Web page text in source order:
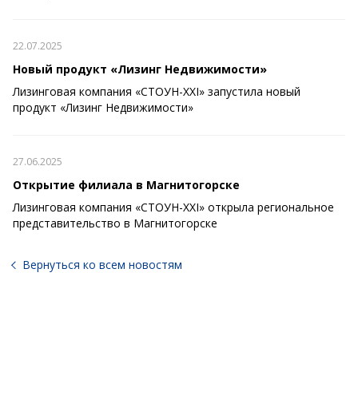
22.07.2025
Новый продукт «Лизинг Недвижимости»
Лизинговая компания «СТОУН-XXI» запустила новый
продукт «Лизинг Недвижимости»
27.06.2025
Открытие филиала в Магнитогорске
Лизинговая компания «СТОУН-XXI» открыла региональное
представительство в Магнитогорске
Вернуться ко всем новостям